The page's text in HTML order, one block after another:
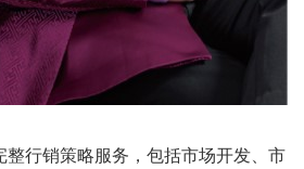
行销策略服务，包括市场开发、市